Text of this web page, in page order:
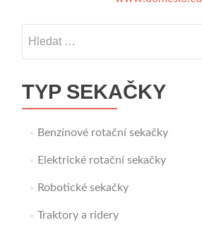
TYP SEKAČKY
Benzínové rotační sekačky
Elektrické rotační sekačky
Robotické sekačky
Traktory a ridery